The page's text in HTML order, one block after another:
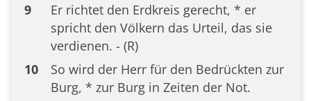
9
Er richtet den Erdkreis gerecht, * er
spricht den Völkern das Urteil, das sie
verdienen. - (R)
10
So wird der Herr für den Bedrückten zur
Burg, * zur Burg in Zeiten der Not.